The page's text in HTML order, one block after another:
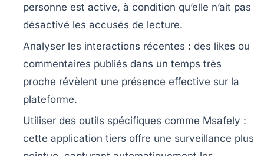
personne est active, à condition qu’elle n’ait pas
désactivé les accusés de lecture.
Analyser les interactions récentes : des likes ou
commentaires publiés dans un temps très
proche révèlent une présence effective sur la
plateforme.
Utiliser des outils spécifiques comme Msafely :
cette application tiers offre une surveillance plus